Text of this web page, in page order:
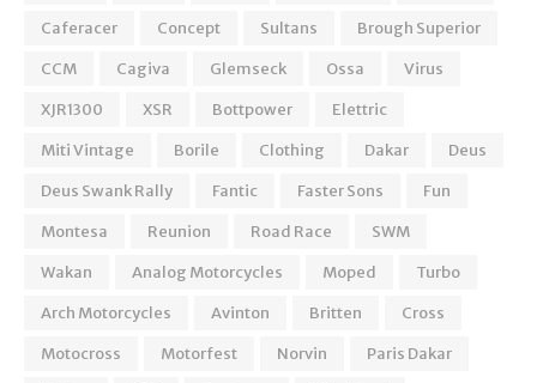
Caferacer
Concept Sultans
Brough Superior
CCM
Cagiva Glemseck Ossa
Virus
XJR1300
XSR Bottpower
Elettric
Miti Vintage
Borile Clothing Dakar
Deus
Deus Swank Rally
Fantic Faster Sons
Fun
Montesa
Reunion Road Race
SWM
Wakan
Analog Motorcycles Moped
Turbo
Arch Motorcycles
Avinton Britten
Cross
Motocross
Motorfest Norvin
Paris Dakar